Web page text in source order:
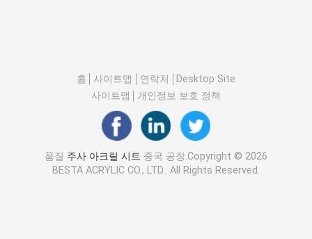
홈 사이트맵 연락처
Desktop Site
사이트맵
개인정보 보호 정책
품질 주사 아크릴 시트 중국 공장.Copyright © 2026
BESTA ACRYLIC CO., LTD.. All Rights Reserved.